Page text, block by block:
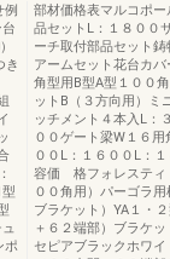
例
き
ポ
部材価格表マルコポ
品セットL：１８００
ーチ取付部品セット
アームセット花台カ
角型用B型A型１００
ットB（３方向用）ミ
ッチメント４本入L：
００ゲート梁W１６
００L：１６００L：
容価 格フォレスティ
００角用）パーゴラ
ブラケット）YA１・
＋６２端部）ブラケ
セピアブラックホワイ